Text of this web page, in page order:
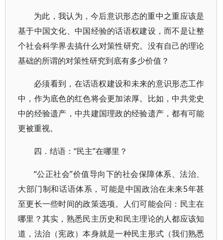
为此，我认为，今后意识形态的重中之重应该是
基于中国文化、中国经验的话语权建设，而不是让整
个社会科学界去搞什么对策性研究。没有自己的理论
基础的所谓的对策性研究到底有多少价值？
必须看到，在话语权建设和未来的意识形态工作
中，作为底色的红色将会更加浓厚。比如，中共党史
中的经验遗产，中共建国理政的经验遗产，都有可能
更被重视。
四．结语：“民主”在哪里？
“公正社会”价值导向下的社会保障体系、法治、
大部门制和话语体系，可能是中国政治在未来5年甚
至更长一些时间的政策选项。人们可能会问：民主在
哪里？其实，熟悉民主历史和民主理论的人都应该知
道，法治（宪政）本身就是一种民主形式（我们熟悉